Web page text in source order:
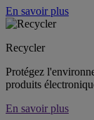
En savoir plus
Recycler
Protégez
produits
En savoir plus